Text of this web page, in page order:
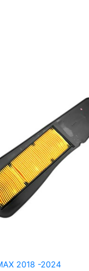
2018 -2024